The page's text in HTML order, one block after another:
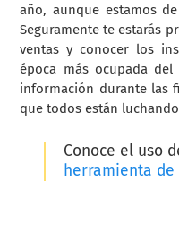
año, aunque estamos
Seguramente te estarás
ventas y conocer los
época más ocupada
información durante las
que todos están
Conoce el uso
herramienta de